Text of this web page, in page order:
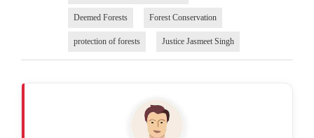
Deemed Forests Forest Conservation
protection of forests Justice Jasmeet Singh